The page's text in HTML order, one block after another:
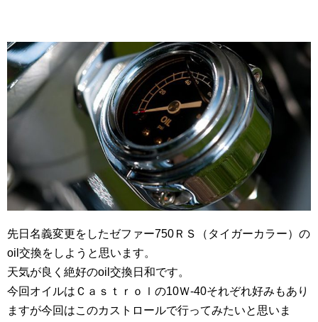
先日名義変更をしたゼファー750ＲＳ（タイガーカラー）の
oil交換をしようと思います。
天気が良く絶好のoil交換日和です。
今回オイルはＣａｓｔｒｏｌの10Ｗ-40それぞれ好みもあり
ますが今回はこのカストロールで行ってみたいと思いま